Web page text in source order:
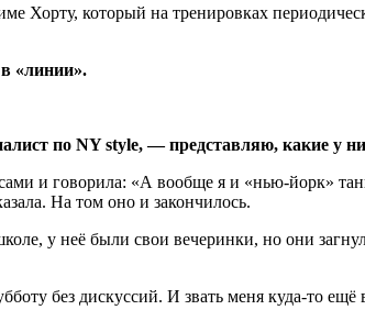
Хорту, который на тренировках
«линии».
по NYstyle, — представляю, какие у
и говорила: «А вообще я и «нью-йорк»
На том оно и закончилось.
у неё были свои вечеринки, но они
без дискуссий. И звать меня куда-то ещё